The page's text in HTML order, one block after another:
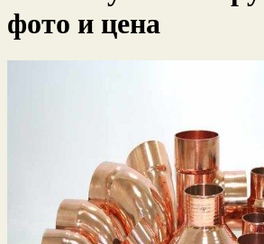
фото и цена